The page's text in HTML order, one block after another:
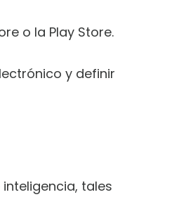
o la Play Store.
y definir
tales